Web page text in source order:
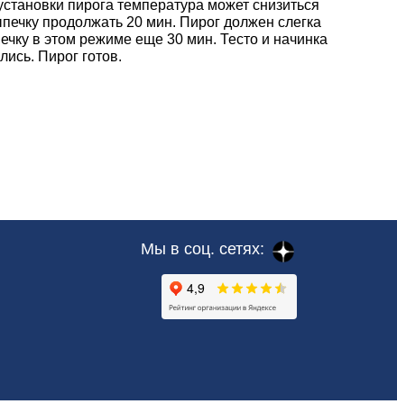
пирога температура может снизиться
продолжать 20 мин. Пирог должен слегка
в этом режиме еще 30 мин. Тесто и начинка
Пирог готов.
Мы в соц. сетях: